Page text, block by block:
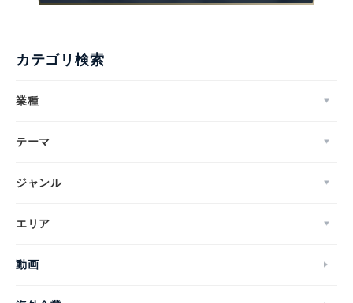
カテゴリ検索
業種
テーマ
ジャンル
エリア
動画